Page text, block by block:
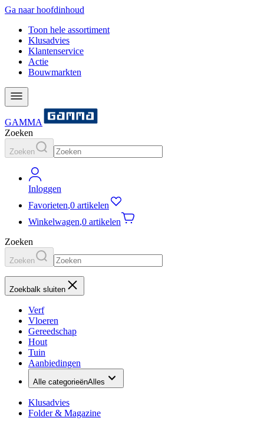
Ga naar hoofdinhoud
Toon hele assortiment
Klusadvies
Klantenservice
Actie
Bouwmarkten
GAMMA
Zoeken
Zoeken
Inloggen
Favorieten,0 artikelen
Winkelwagen,0 artikelen
Zoeken
Zoeken
Zoekbalk sluiten
Verf
Vloeren
Gereedschap
Hout
Tuin
Aanbiedingen
Alle categorieënAlles
Klusadvies
Folder & Magazine